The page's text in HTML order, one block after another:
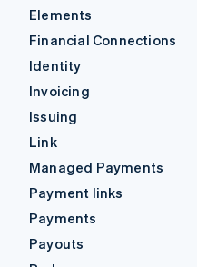
Elements
Financial Connections
Identity
Invoicing
Issuing
Link
Managed Payments
Payment links
Payments
Payouts